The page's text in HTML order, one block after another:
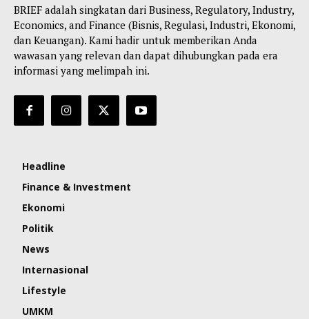
BRIEF adalah singkatan dari Business, Regulatory, Industry,
Economics, and Finance (Bisnis, Regulasi, Industri, Ekonomi,
dan Keuangan). Kami hadir untuk memberikan Anda
wawasan yang relevan dan dapat dihubungkan pada era
informasi yang melimpah ini.
Headline
Finance & Investment
Ekonomi
Politik
News
Internasional
Lifestyle
UMKM